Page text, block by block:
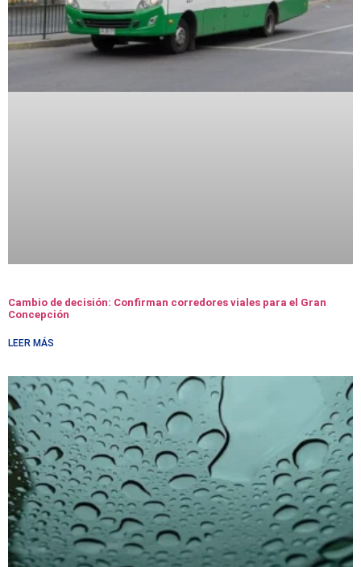
Cambio de decisión: Confirman corredores viales para el Gran
Concepción
LEER MÁS